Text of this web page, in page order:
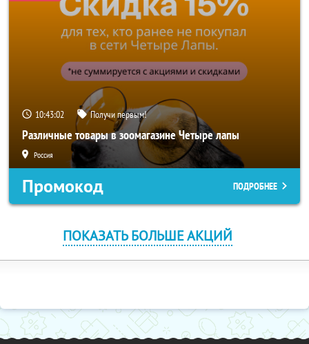
10:43:02 Получи первым!
Различные товары в зоомагазине Четыре лапы
Россия
Промокод ПОДРОБНЕЕ
ПОКАЗАТЬ БОЛЬШЕ АКЦИЙ